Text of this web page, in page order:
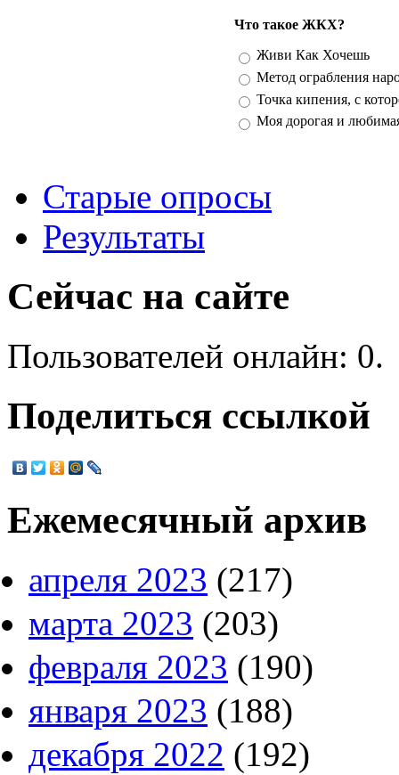
Что такое ЖКХ?
Варианты
Живи Как Хочешь
Метод ограбления
Точка кипения, с
Моя дорогая и
Старые опросы
Результаты
Сейчас на сайте
Пользователей онлайн: 0.
Поделиться ссылкой
Ежемесячный архив
апреля 2023 (217)
марта 2023 (203)
февраля 2023 (190)
января 2023 (188)
декабря 2022 (192)